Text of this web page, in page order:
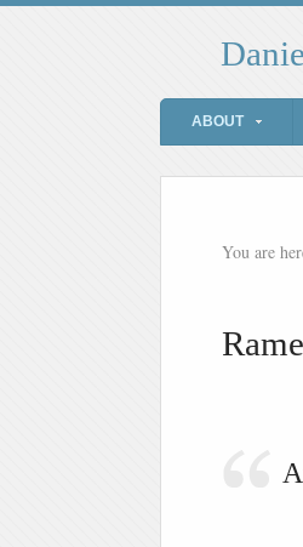
ABOUT
You are